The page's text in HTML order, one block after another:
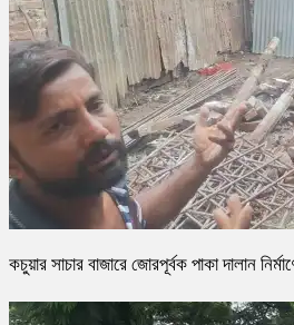
কচুয়ার সাচার বাজারে জোরপূর্বক পাকা দালান